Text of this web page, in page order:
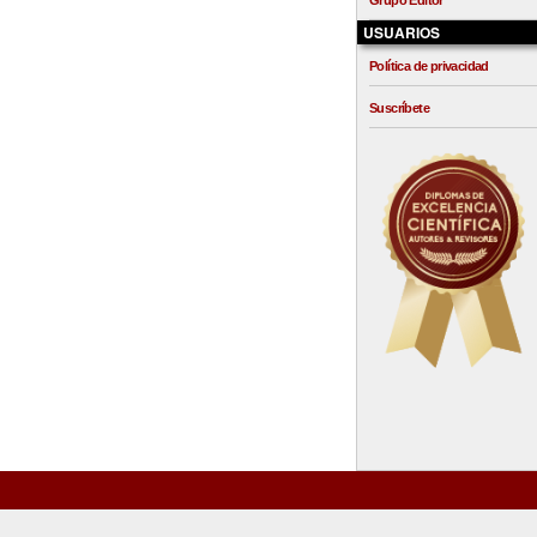
USUARIOS
Política de privacidad
Suscríbete